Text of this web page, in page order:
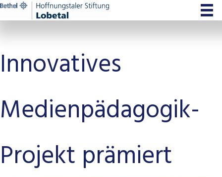
Zum
Inhalt
Innovatives
Medienpädagogik-
Projekt prämiert